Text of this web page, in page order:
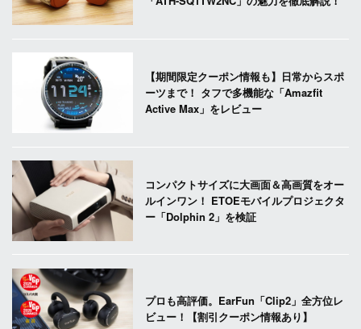
【期間限定クーポン情報も】日常からスポ
ーツまで！ タフで多機能な「Amazfit
Active Max」をレビュー
コンパクトサイズに大画面＆高画質をオー
ルインワン！ ETOEモバイルプロジェクタ
ー「Dolphin 2」を検証
プロも高評価。EarFun「Clip2」全方位レ
ビュー！【割引クーポン情報あり】